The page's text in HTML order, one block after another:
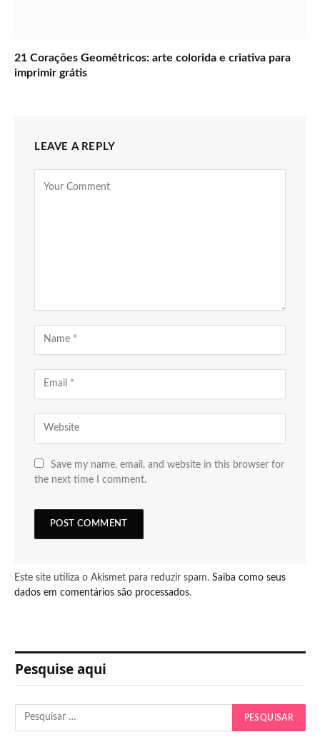
21 Corações Geométricos: arte colorida e criativa para
imprimir grátis
LEAVE A REPLY
Save my name, email, and website in this browser for
the next time I comment.
Este site utiliza o Akismet para reduzir spam. Saiba como seus
dados em comentários são processados.
Pesquise aqui